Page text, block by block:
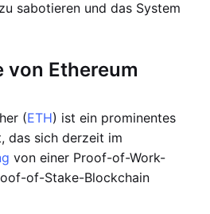
sabotieren und das System
von Ethereum
(ETH) ist ein prominentes
das sich derzeit im
von einer Proof-of-Work-
of-Stake-Blockchain